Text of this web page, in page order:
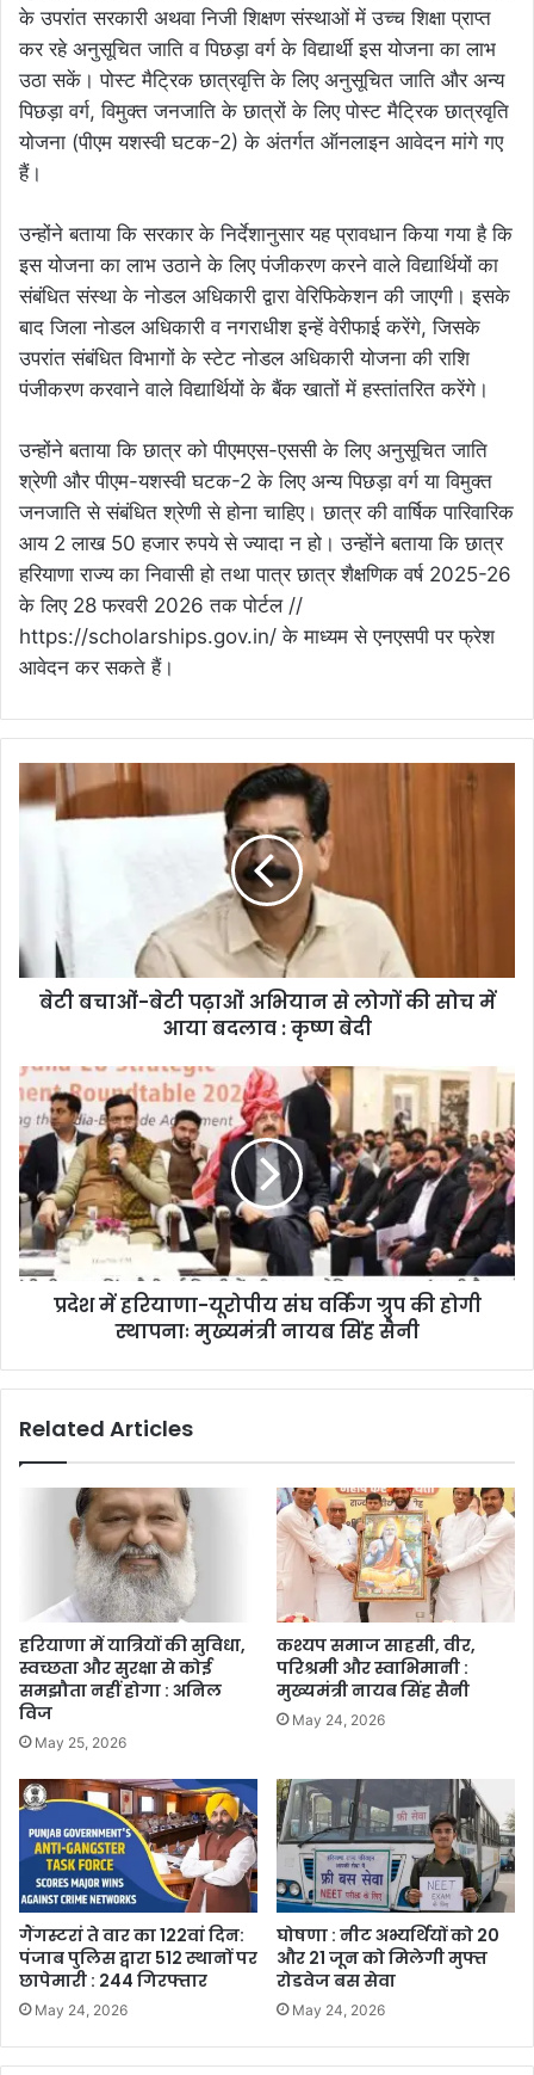
के उपरांत सरकारी अथवा निजी शिक्षण संस्थाओं में उच्च शिक्षा प्राप्त
कर रहे अनुसूचित जाति व पिछड़ा वर्ग के विद्यार्थी इस योजना का लाभ
उठा सकें। पोस्ट मैट्रिक छात्रवृत्ति के लिए अनुसूचित जाति और अन्य
पिछड़ा वर्ग, विमुक्त जनजाति के छात्रों के लिए पोस्ट मैट्रिक छात्रवृति
योजना (पीएम यशस्वी घटक-2) के अंतर्गत ऑनलाइन आवेदन मांगे गए
हैं।
उन्होंने बताया कि सरकार के निर्देशानुसार यह प्रावधान किया गया है कि
इस योजना का लाभ उठाने के लिए पंजीकरण करने वाले विद्यार्थियों का
संबंधित संस्था के नोडल अधिकारी द्वारा वेरिफिकेशन की जाएगी। इसके
बाद जिला नोडल अधिकारी व नगराधीश इन्हें वेरीफाई करेंगे, जिसके
उपरांत संबंधित विभागों के स्टेट नोडल अधिकारी योजना की राशि
पंजीकरण करवाने वाले विद्यार्थियों के बैंक खातों में हस्तांतरित करेंगे।
उन्होंने बताया कि छात्र को पीएमएस-एससी के लिए अनुसूचित जाति
श्रेणी और पीएम-यशस्वी घटक-2 के लिए अन्य पिछड़ा वर्ग या विमुक्त
जनजाति से संबंधित श्रेणी से होना चाहिए। छात्र की वार्षिक पारिवारिक
आय 2 लाख 50 हजार रुपये से ज्यादा न हो। उन्होंने बताया कि छात्र
हरियाणा राज्य का निवासी हो तथा पात्र छात्र शैक्षणिक वर्ष 2025-26
के लिए 28 फरवरी 2026 तक पोर्टल //
https://scholarships.gov.in/ के माध्यम से एनएसपी पर फ्रेश
आवेदन कर सकते हैं।
बेटी बचाओं-बेटी पढ़ाओं अभियान से लोगों की सोच में
आया बदलाव : कृष्ण बेदी
प्रदेश में हरियाणा-यूरोपीय संघ वर्किंग ग्रुप की होगी
स्थापनाः मुख्यमंत्री नायब सिंह सैनी
Related Articles
हरियाणा में यात्रियों की सुविधा,
स्वच्छता और सुरक्षा से कोई
समझौता नहीं होगा : अनिल
विज
May 25, 2026
कश्यप समाज साहसी, वीर,
परिश्रमी और स्वाभिमानी :
मुख्यमंत्री नायब सिंह सैनी
May 24, 2026
गैंगस्टरां ते वार का 122वां दिन:
पंजाब पुलिस द्वारा 512 स्थानों पर
छापेमारी : 244 गिरफ्तार
May 24, 2026
घोषणा : नीट अभ्यर्थियों को 20
और 21 जून को मिलेगी मुफ्त
रोडवेज बस सेवा
May 24, 2026